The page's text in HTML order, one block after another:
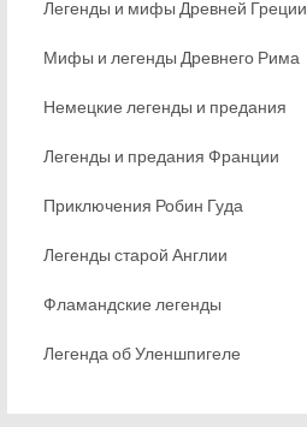
Легенды и мифы Древней Греции
Мифы и легенды Древнего Рима
Немецкие легенды и предания
Легенды и предания Франции
Приключения Робин Гуда
Легенды старой Англии
Фламандские легенды
Легенда об Уленшпигеле